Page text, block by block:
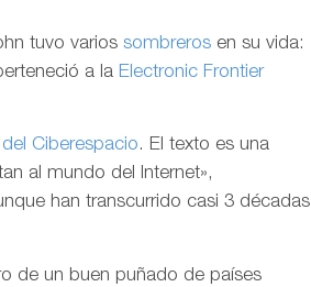
tuvo varios sombreros en su vida:
a la Electronic Frontier
Ciberespacio. El texto es una
al mundo del Internet»,
han transcurrido casi 3 décadas
de un buen puñado de países